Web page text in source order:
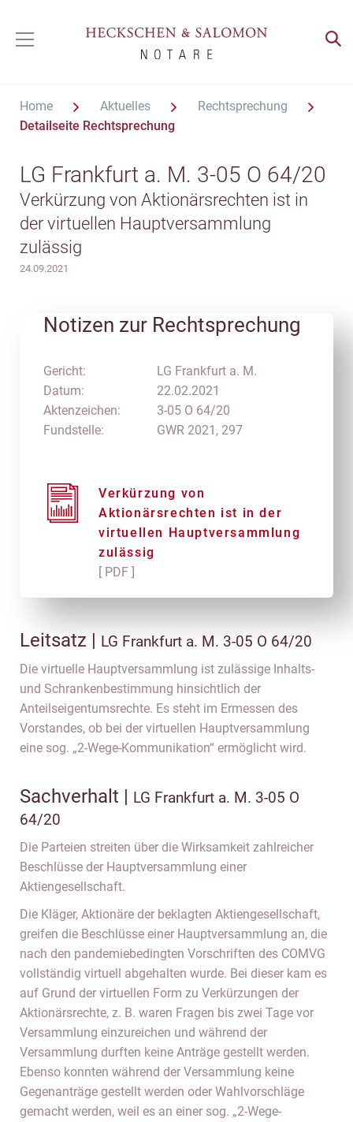
Home Aktuelles
Rechtsprechung
Detailseite Rechtsprechung
LG Frankfurt a. M. 3-05 O 64/20
Verkürzung von Aktionärsrechten ist in
der virtuellen Hauptversammlung
zulässig
24.09.2021
Notizen zur Rechtsprechung
Gericht:
Datum:
Aktenzeichen:
Fundstelle:
LG Frankfurt a. M.
22.02.2021
3-05 O 64/20
GWR 2021, 297
Verkürzung von
Aktionärsrechten ist in der
virtuellen Hauptversammlung
zulässig
[ PDF ]
Leitsatz | LG Frankfurt a. M. 3-05 O 64/20
Die virtuelle Hauptversammlung ist zulässige Inhalts-
und Schrankenbestimmung hinsichtlich der
Anteilseigentumsrechte. Es steht im Ermessen des
Vorstandes, ob bei der virtuellen Hauptversammlung
eine sog. „2-Wege-Kommunikation“ ermöglicht wird.
Sachverhalt | LG Frankfurt a. M. 3-05 O
64/20
Die Parteien streiten über die Wirksamkeit zahlreicher
Beschlüsse der Hauptversammlung einer
Aktiengesellschaft.
Die Kläger, Aktionäre der beklagten Aktiengesellschaft,
greifen die Beschlüsse einer Hauptversammlung an, die
nach den pandemiebedingten Vorschriften des COMVG
vollständig virtuell abgehalten wurde. Bei dieser kam es
auf Grund der virtuellen Form zu Verkürzungen der
Aktionärsrechte, z. B. waren Fragen bis zwei Tage vor
Versammlung einzureichen und während der
Versammlung durften keine Anträge gestellt werden.
Ebenso konnten während der Versammlung keine
Gegenanträge gestellt werden oder Wahlvorschläge
gemacht werden, weil es an einer sog. „2-Wege-